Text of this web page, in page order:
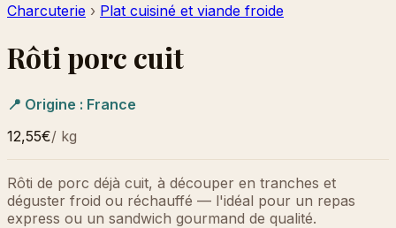
Charcuterie › Plat cuisiné et viande froide
Rôti porc cuit
📍 Origine : France
12,55€/ kg
Rôti de porc déjà cuit, à découper en tranches et
déguster froid ou réchauffé — l'idéal pour un repas
express ou un sandwich gourmand de qualité.